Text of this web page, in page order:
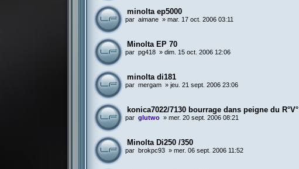
minolta ep5000
par aimane »mar. 17 oct. 2006 03:11
Minolta EP 70
par pg418 »dim. 15 oct. 2006 12:06
minolta di181
par mergam »jeu. 21 sept. 2006 23:06
konica7022/7130 bourrage dans peigne du R°V°
par glutwo »mer. 20 sept. 2006 08:21
Minolta Di250 /350
par brokpc93 »mer. 06 sept. 2006 11:52